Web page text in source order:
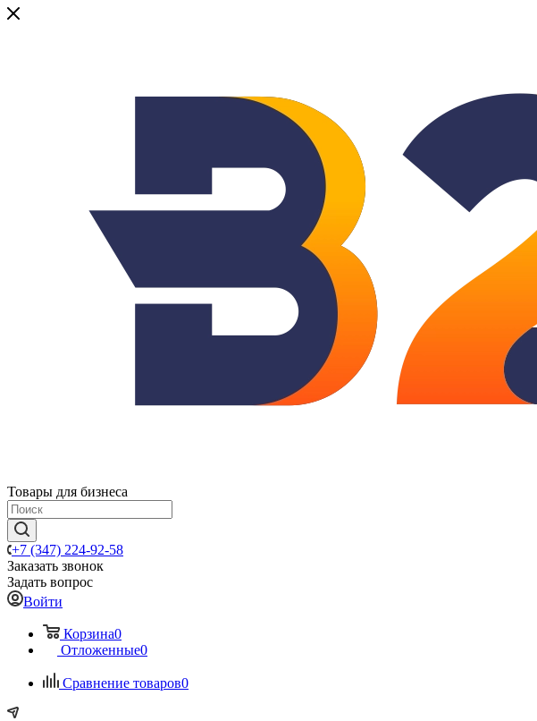
Товары для бизнеса
+7 (347) 224-92-58
Заказать звонок
Задать вопрос
Войти
Корзина0
Отложенные0
Сравнение товаров0